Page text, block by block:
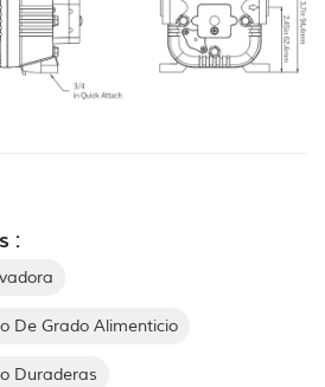
:
De Grado Alimenticio
Duraderas